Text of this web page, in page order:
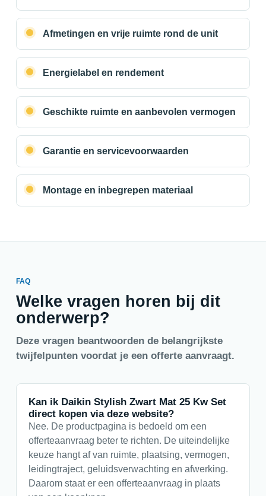
Afmetingen en vrije ruimte rond de unit
Energielabel en rendement
Geschikte ruimte en aanbevolen vermogen
Garantie en servicevoorwaarden
Montage en inbegrepen materiaal
FAQ
Welke vragen horen bij dit
onderwerp?
Deze vragen beantwoorden de belangrijkste
twijfelpunten voordat je een offerte aanvraagt.
Kan ik Daikin Stylish Zwart Mat 25 Kw Set
direct kopen via deze website?
Nee. De productpagina is bedoeld om een
offerteaanvraag beter te richten. De uiteindelijke
keuze hangt af van ruimte, plaatsing, vermogen,
leidingtraject, geluidsverwachting en afwerking.
Daarom staat er een offerteaanvraag in plaats